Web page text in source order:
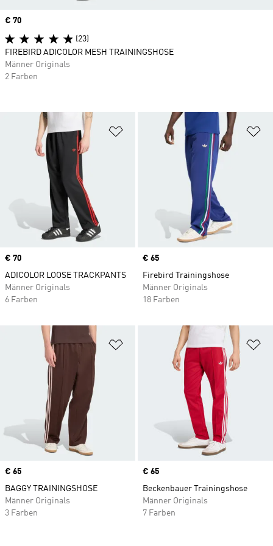
Zur Wunschliste hinzufügen
Price
€ 70
ADICOLOR LOOSE TRACKPANTS
Männer Originals
6 Farben
Price
€ 65
Firebird Trainingshose
Männer Originals
18 Farben
Zur Wunschliste hinzufügen
Price
€ 65
BAGGY TRAININGSHOSE
Männer Originals
3 Farben
Price
€ 65
Beckenbauer Trainingshose
Männer Originals
7 Farben
Price
€ 70
(23)
FIREBIRD ADICOLOR MESH TRAININGSHOSE
Männer Originals
2 Farben